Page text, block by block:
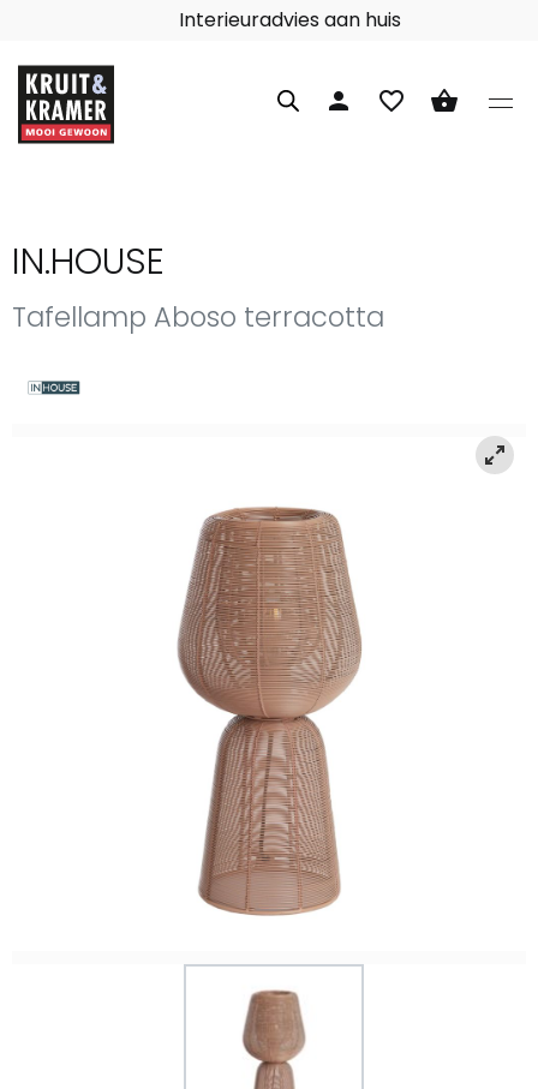
Interieuradvies aan huis
person favorite_border shopping_basket
IN.HOUSE
Tafellamp Aboso terracotta